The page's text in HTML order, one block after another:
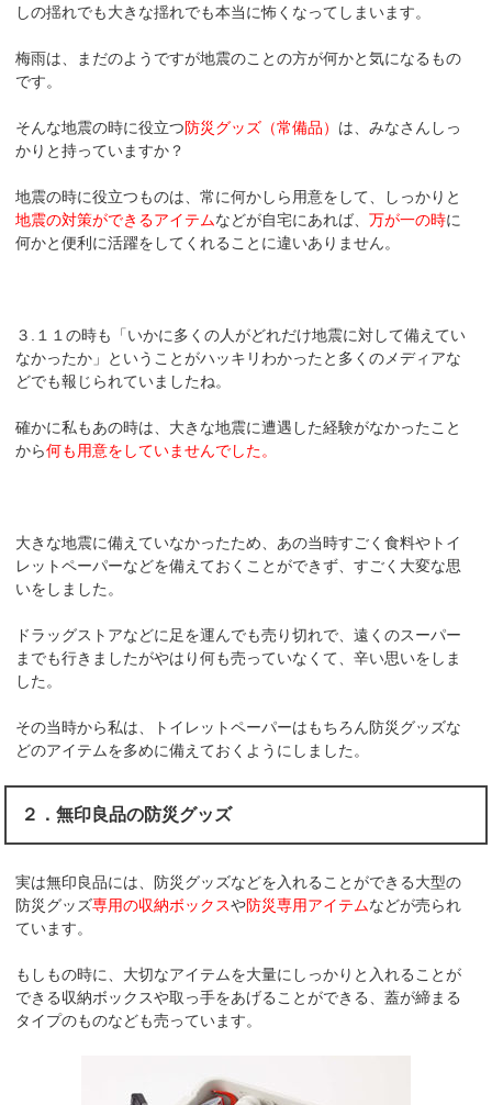
しの揺れでも大きな揺れでも本当に怖くなってしまいます。
梅雨は、まだのようですが地震のことの方が何かと気になるもの
です。
そんな地震の時に役立つ防災グッズ（常備品） は、みなさんしっ
かりと持っていますか？
地震の時に役立つものは、常に何かしら用意をして、しっかりと
地震の対策ができるアイテムなどが自宅にあれば、万が一の時に
何かと便利に活躍をしてくれることに違いありません。
３.１１の時も「いかに多くの人がどれだけ地震に対して備えてい
なかったか」ということがハッキリわかったと多くのメディアな
どでも報じられていましたね。
確かに私もあの時は、大きな地震に遭遇した経験がなかったこと
から何も用意をしていませんでした。
大きな地震に備えていなかったため、あの当時すごく食料やトイ
レットペーパーなどを備えておくことができず、すごく大変な思
いをしました。
ドラッグストアなどに足を運んでも売り切れで、遠くのスーパー
までも行きましたがやはり何も売っていなくて、辛い思いをしま
した。
その当時から私は、トイレットペーパーはもちろん防災グッズな
どのアイテムを多めに備えておくようにしました。
２．無印良品の防災グッズ
実は無印良品には、防災グッズなどを入れることができる大型の
防災グッズ専用の収納ボックスや防災専用アイテムなどが売られ
ています。
もしもの時に、大切なアイテムを大量にしっかりと入れることが
できる収納ボックスや取っ手をあげることができる、蓋が締まる
タイプのものなども売っています。